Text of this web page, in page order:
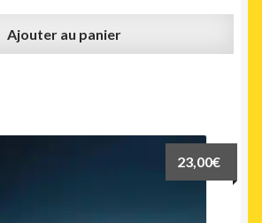
Ajouter au panier
23,00€